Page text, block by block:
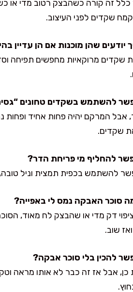
שקדים לפני העיצוב.
שקדים מרוקאיות מחפשים תפיחה
אבל המרקם יהיה פחות אחיד ופחות
שקדים.
להשתמש בכפית תמצית וניל טובה,
דק מדי או שהבצק לח מאוד,
שוב.
כן, אבל אז זה כבר לא אותו מראה